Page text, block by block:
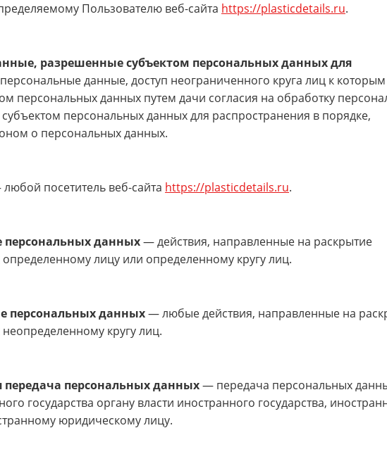
Пользователю веб-сайта https://plasticdetails.ru.
разрешенные субъектом персональных данных для
данные, доступ неограниченного круга лиц к которым
персональных данных путем дачи согласия на обработку
персональных данных для распространения в порядке,
о персональных данных.
посетитель веб-сайта https://plasticdetails.ru.
персональных данных— действия, направленные на раскрытие
лицу или определенному кругу лиц.
персональных данных— любые действия, направленные на
кругу лиц.
передача персональных данных— передача персональных
государства органу власти иностранного государства,
юридическому лицу.